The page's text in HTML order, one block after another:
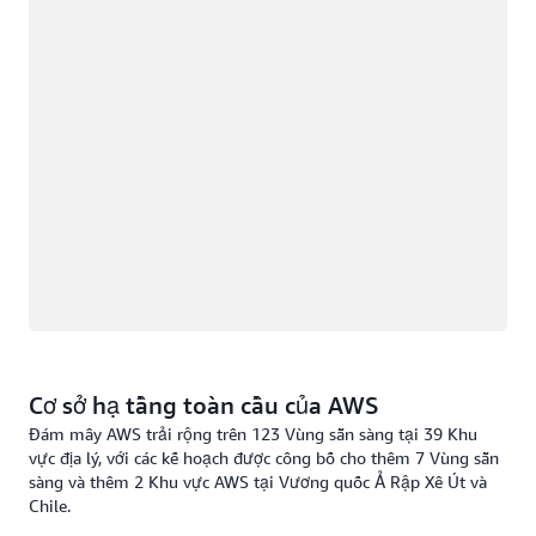
Cơ sở hạ tầng toàn cầu của AWS
Đám mây AWS trải rộng trên 123 Vùng sẵn sàng tại 39 Khu
vực địa lý, với các kế hoạch được công bố cho thêm 7 Vùng sẵn
sàng và thêm 2 Khu vực AWS tại Vương quốc Ả Rập Xê Út và
Chile.